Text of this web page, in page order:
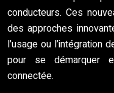
conducteurs. Ces
des approches
l’usage ou l’intégration
pour se démarquer
connectée.